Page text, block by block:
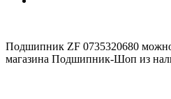
Подшипник ZF 0735320680 можно
магазина Подшипник-Шоп из